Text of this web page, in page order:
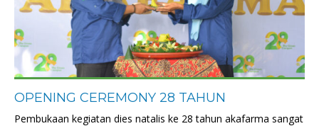
OPENING CEREMONY 28 TAHUN
Pembukaan kegiatan dies natalis ke 28 tahun akafarma sangat